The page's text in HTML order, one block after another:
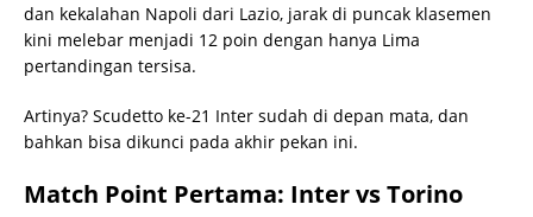
dan kekalahan Napoli dari Lazio, jarak di puncak klasemen
kini melebar menjadi 12 poin dengan hanya Lima
pertandingan tersisa.
Artinya? Scudetto ke-21 Inter sudah di depan mata, dan
bahkan bisa dikunci pada akhir pekan ini.
Match Point Pertama: Inter vs Torino